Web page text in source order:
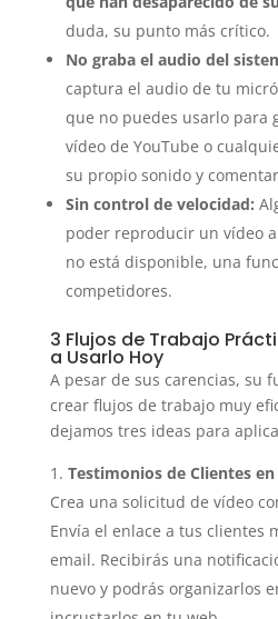
duda, su punto más crítico.
No graba el audio del
captura el audio de tu
que no puedes usarlo para
vídeo de YouTube o
su propio sonido y
Sin control de velocidad:
poder reproducir un vídeo
no está disponible, una
competidores.
3 Flujos de Trabajo
a Usarlo Hoy
A pesar de sus carencias, su
crear flujos de trabajo muy
dejamos tres ideas para
Testimonios de Clientes
Crea una solicitud de vídeo
Envía el enlace a tus clientes
email. Recibirás una
nuevo y podrás organizarlos